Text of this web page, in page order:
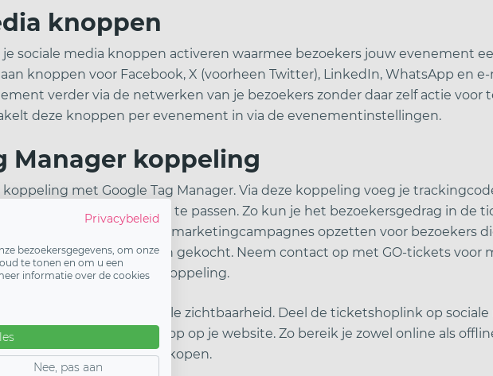
knoppen
sociale media knoppen activeren waarmee bezoekers jouw evenement
knoppen voor Facebook, X (voorheen Twitter), LinkedIn, WhatsApp en e-
verder via de netwerken van je bezoekers zonder daar zelf actie voor
deze knoppen per evenement in via de evenementinstellingen.
Manager koppeling
met Google Tag Manager. Via deze koppeling voeg je
je de broncode hoeft aan te passen. Zo kun je het bezoekersgedrag in de
bijhouden en remarketingcampagnes opzetten voor bezoekers
nog geen ticket hebben gekocht. Neem contact op met GO-tickets voor
Google Tag Manager koppeling.
kanalen voor maximale zichtbaarheid. Deel de ticketshoplink op sociale
en embed de ticketshop op je website. Zo bereik je zowel online als
drempel om tickets te kopen.
Privacybeleid
bezoekersgegevens, om onze
te tonen en om u een
informatie over de cookies
Nee, pas aan